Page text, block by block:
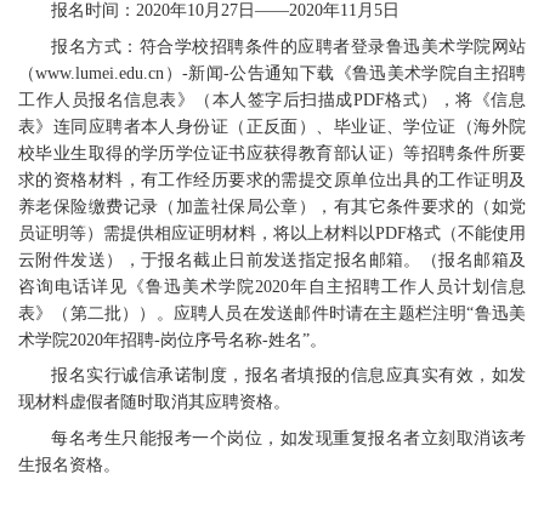
报名时间：2020年10月27日——2020年11月5日
报名方式：符合学校招聘条件的应聘者登录鲁迅美术学院网站
（www.lumei.edu.cn）-新闻-公告通知下载《鲁迅美术学院自主招聘
工作人员报名信息表》（本人签字后扫描成PDF格式），将《信息
表》连同应聘者本人身份证（正反面）、毕业证、学位证（海外院
校毕业生取得的学历学位证书应获得教育部认证）等招聘条件所要
求的资格材料，有工作经历要求的需提交原单位出具的工作证明及
养老保险缴费记录（加盖社保局公章），有其它条件要求的（如党
员证明等）需提供相应证明材料，将以上材料以PDF格式（不能使用
云附件发送），于报名截止日前发送指定报名邮箱。（报名邮箱及
咨询电话详见《鲁迅美术学院2020年自主招聘工作人员计划信息
表》（第二批））。应聘人员在发送邮件时请在主题栏注明“鲁迅美
术学院2020年招聘-岗位序号名称-姓名”。
报名实行诚信承诺制度，报名者填报的信息应真实有效，如发
现材料虚假者随时取消其应聘资格。
每名考生只能报考一个岗位，如发现重复报名者立刻取消该考
生报名资格。